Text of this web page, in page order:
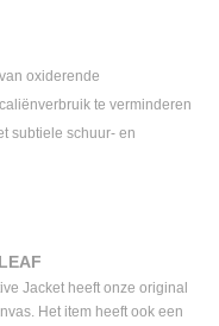
oxiderende
te verminderen
subtiele schuur- en
Jacket heeft onze original
Het item heeft ook een